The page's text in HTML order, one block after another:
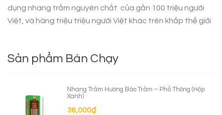
dụng nhang trầm nguyên chất của gần 100 triệu người
Việt, và hàng triệu triệu người Việt khác trên khắp thế giới
Sản phẩm Bán Chạy
Nhang Trầm Hương Bảo Trầm – Phổ Thông (Hộp
Xanh)
36,000₫